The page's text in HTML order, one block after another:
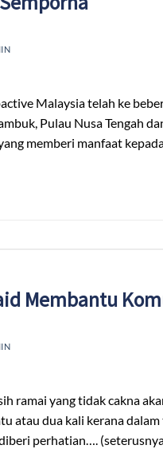
Malaysia telah ke
Pulau Nusa Tengah
memberi manfaat
Membantu
ramai yang tidak cakna
atau dua kali kerana
perhatian….